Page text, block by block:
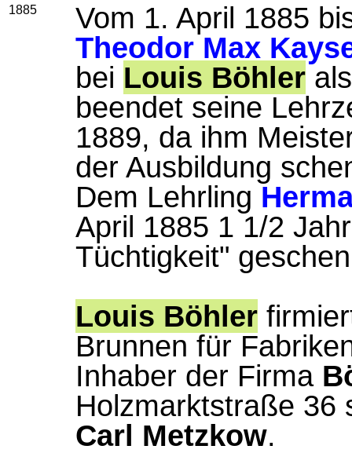
1885
Vom 1. April 1885
Theodor Max
bei Louis Böhler
beendet seine
1889, da ihm
der Ausbildung
Dem Lehrling
April 1885 1 1/2
Tüchtigkeit"
Louis Böhler
Brunnen für
Inhaber der Firma
Holzmarktstraße 36
Carl Metzkow.